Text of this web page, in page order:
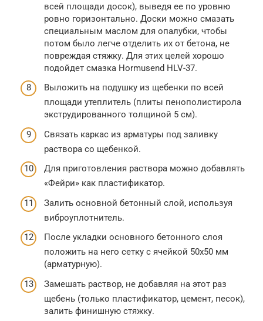
всей площади досок), выведя ее по уровню
ровно горизонтально. Доски можно смазать
специальным маслом для опалубки, чтобы
потом было легче отделить их от бетона, не
повреждая стяжку. Для этих целей хорошо
подойдет смазка Hormusend HLV-37.
Выложить на подушку из щебенки по всей
площади утеплитель (плиты пенополистирола
экструдированного толщиной 5 см).
Связать каркас из арматуры под заливку
раствора со щебенкой.
Для приготовления раствора можно добавлять
«Фейри» как пластификатор.
Залить основной бетонный слой, используя
виброуплотнитель.
После укладки основного бетонного слоя
положить на него сетку с ячейкой 50х50 мм
(арматурную).
Замешать раствор, не добавляя на этот раз
щебень (только пластификатор, цемент, песок),
залить финишную стяжку.